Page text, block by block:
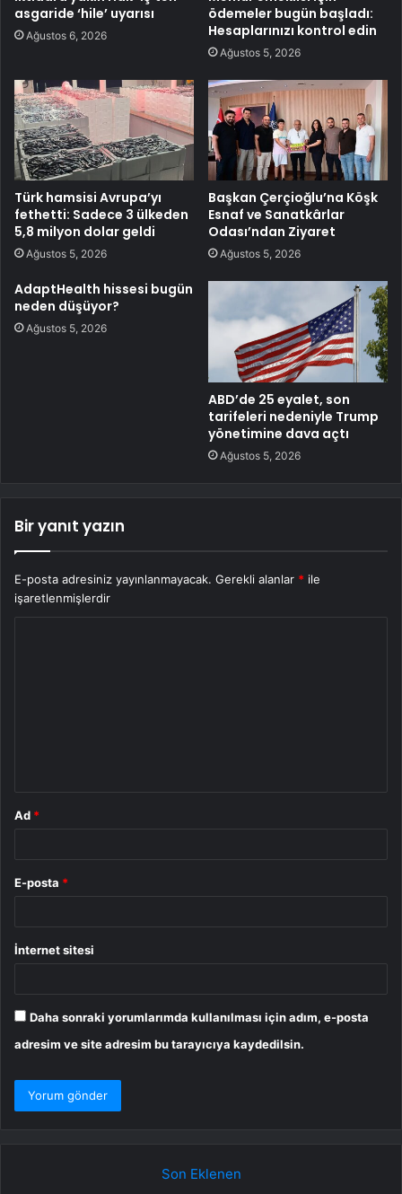
asgaride ‘hile’ uyarısı
Ağustos 6, 2026
ödemeler bugün başladı:
Hesaplarınızı kontrol edin
Ağustos 5, 2026
Türk hamsisi Avrupa’yı
fethetti: Sadece 3 ülkeden
5,8 milyon dolar geldi
Ağustos 5, 2026
Başkan Çerçioğlu’na Köşk
Esnaf ve Sanatkârlar
Odası’ndan Ziyaret
Ağustos 5, 2026
AdaptHealth hissesi bugün
neden düşüyor?
Ağustos 5, 2026
ABD’de 25 eyalet, son
tarifeleri nedeniyle Trump
yönetimine dava açtı
Ağustos 5, 2026
Bir yanıt yazın
E-posta adresiniz yayınlanmayacak. Gerekli alanlar * ile
işaretlenmişlerdir
Ad *
E-posta *
İnternet sitesi
Daha sonraki yorumlarımda kullanılması için adım, e-posta
adresim ve site adresim bu tarayıcıya kaydedilsin.
Son Eklenen